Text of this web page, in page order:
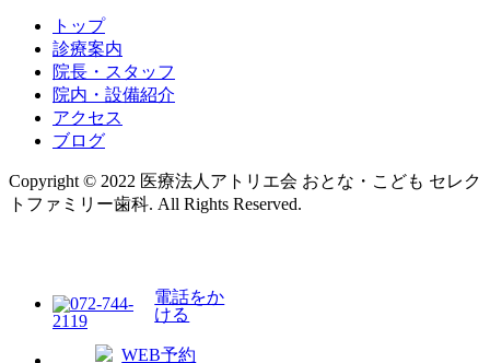
トップ
診療案内
院長・スタッフ
院内・設備紹介
アクセス
ブログ
Copyright © 2022 医療法人アトリエ会 おとな・こども セレク
トファミリー歯科. All Rights Reserved.
電話をか
ける
WEB予約